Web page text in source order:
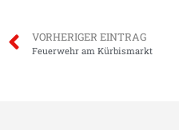
VORHERIGER EINTRAG
Feuerwehr am Kürbismarkt